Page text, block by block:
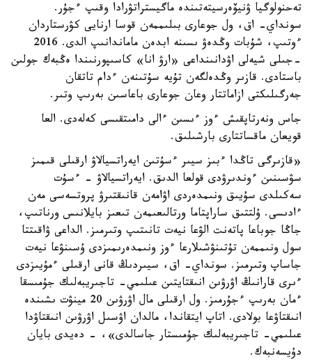
تەحنولوگيا ۋنيۆەرسيتەتىندە ماگيستراتۋرادا وقىپ ءجۇر.
سونداي- اق، ول جوعارى بىلىممەن قوسا ارنايى كۋرستاردان
ءوتىپ، شۇبات وڭدەۋ ىسىنە ابدەن ماماندانىپ الدى. 2016
-جىلى شيەلى اۋدانىنداعى «ارۋ انا» كاسىپورنىندا ەڭبەك جولىن
باستادى. قازىر وڭدەلگەن تۇيە سۇتىنەن ءدام تاتقان
جەرگىلىكتى ازاماتتار وعان جوعارى باعاسىن بەرىپ وتىر.
جاس ونەرتاپقىش ءوز ءىسىن ءالى دامىتقىسى كەلەدى. العا
قويعان ماقساتتارى بارشىلىق.
«قازىرگى تاڭدا ءبىز سيىر ءسۇتىن ايەراتسيالاۋ ارقىلى قىمىز
سۋسىنىن ءوندىرۋدى قولعا الدىق. ايەراتسيالاۋ - ءسۇت
سەكىلدى سۇيىق ونىمدەردى اۋامەن قانىقتىرۋ پروتسەسى مەن
ءادىسى. ۇلتتىق ساراپتاما ورتالىعىمەن تىعىز بايلانىس ورناتىپ،
جاڭا جوباعا پاتەنت الۋعا نيەت تانىتىپ وتىرمىز. الداعى ۋاقىتتا
سول ونىممەن تۇتىنۋشىلارعا ءوز ونىمدەرىمىزدى ۇسىنۋعا نيەت
جاساپ وتىرمىز. سونداي- اق، سيىردىڭ قانى ارقىلى ءمۇيىزدى
ءىرى قارانىڭ اۋرۋىن انىقتايتىن عىلىمي- تاجىريبەلىك جۇمىسقا
ءمان بەرىپ ءجۇرمىز. ول ارقىلى مال اۋرۋىن 20 مينۋت ىشىندە
انىقتاۋعا بولادى. اتاپ ايتقاندا، مالدان اۋسىل اۋرۋىن انىقتاۋدا
عىلىمي- تاجىريبەلىك جۇمىستار جاسالدى»، - دەيدى بايان
دۇيسەنبەك.